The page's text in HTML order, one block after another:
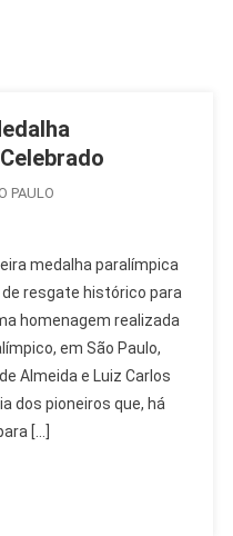
PAULO
medalha paralímpica
resgate histórico para
homenagem realizada
em São Paulo,
Almeida e Luiz Carlos
dos pioneiros que, há
[…]